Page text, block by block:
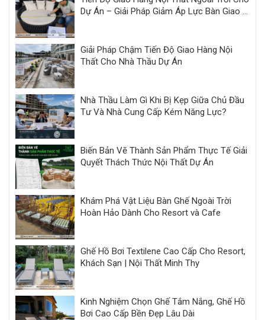
Dự Án – Giải Pháp Giảm Áp Lực Bàn Giao |
Giải Pháp Chậm Tiến Độ Giao Hàng Nội
Thất Cho Nhà Thầu Dự Án
Nhà Thầu Làm Gì Khi Bị Kẹp Giữa Chủ Đầu
Tư Và Nhà Cung Cấp Kém Năng Lực?
Biến Bản Vẽ Thành Sản Phẩm Thực Tế Giải
Quyết Thách Thức Nội Thất Dự Án
Khám Phá Vật Liệu Bàn Ghế Ngoài Trời
Hoàn Hảo Dành Cho Resort và Cafe
Ghế Hồ Bơi Textilene Cao Cấp Cho Resort,
Khách Sạn | Nội Thất Minh Thy
Kinh Nghiệm Chọn Ghế Tắm Nắng, Ghế Hồ
Bơi Cao Cấp Bền Đẹp Lâu Dài